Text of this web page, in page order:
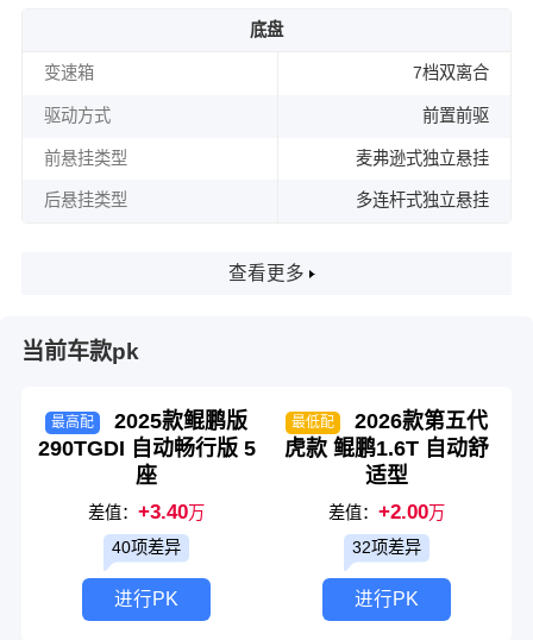
底盘
变速箱 7档双离合
驱动方式 前置前驱
前悬挂类型 麦弗逊式独立悬挂
后悬挂类型 多连杆式独立悬挂
查看更多
当前车款pk
最高配
2025款鲲鹏版
290TGDI 自动畅行版 5
座
差值：+3.40万
40项差异
进行PK
最低配
2026款第五代
虎款 鲲鹏1.6T 自动舒
适型
差值： +2.00万
32项差异
进行PK